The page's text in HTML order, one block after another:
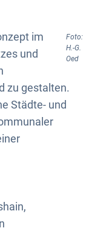
Foto:
H.-G.
Oed
im
und
zu gestalten.
Städte- und